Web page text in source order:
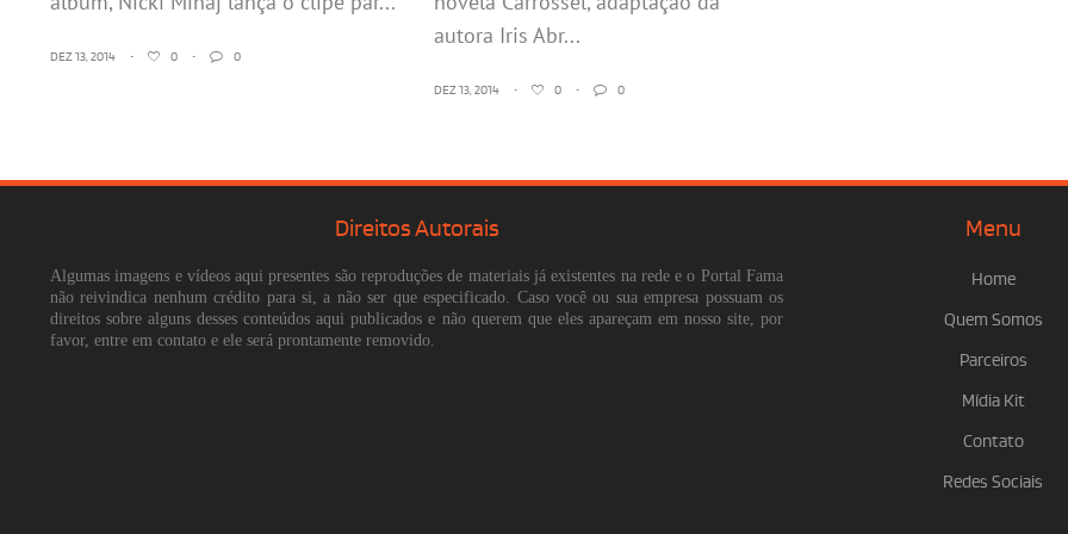
DEZ 13, 2014 • 0 • 0
autora Iris Abr...
DEZ 13, 2014 • 0 • 0
Direitos Autorais
Algumas imagens e vídeos aqui presentes são reproduções de materiais já existentes na rede e o Portal Fama
não reivindica nenhum crédito para si, a não ser que especificado. Caso você ou sua empresa possuam os
direitos sobre alguns desses conteúdos aqui publicados e não querem que eles apareçam em nosso site, por
favor, entre em contato e ele será prontamente removido.
Menu
Home
Quem Somos
Parceiros
Mídia Kit
Contato
Redes Sociais